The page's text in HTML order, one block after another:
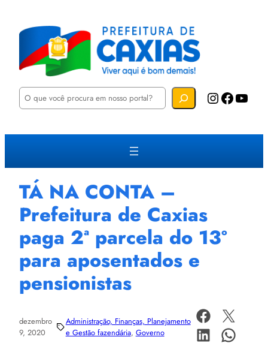
P
u
a
Instagram Facebook YouTube
TÁ NA CONTA –
Prefeitura de Caxias
paga 2ª parcela do 13º
para aposentados e
pensionistas
dezembro
9, 2020
Administração, Finanças, Planejamento
e Gestão fazendária, Governo